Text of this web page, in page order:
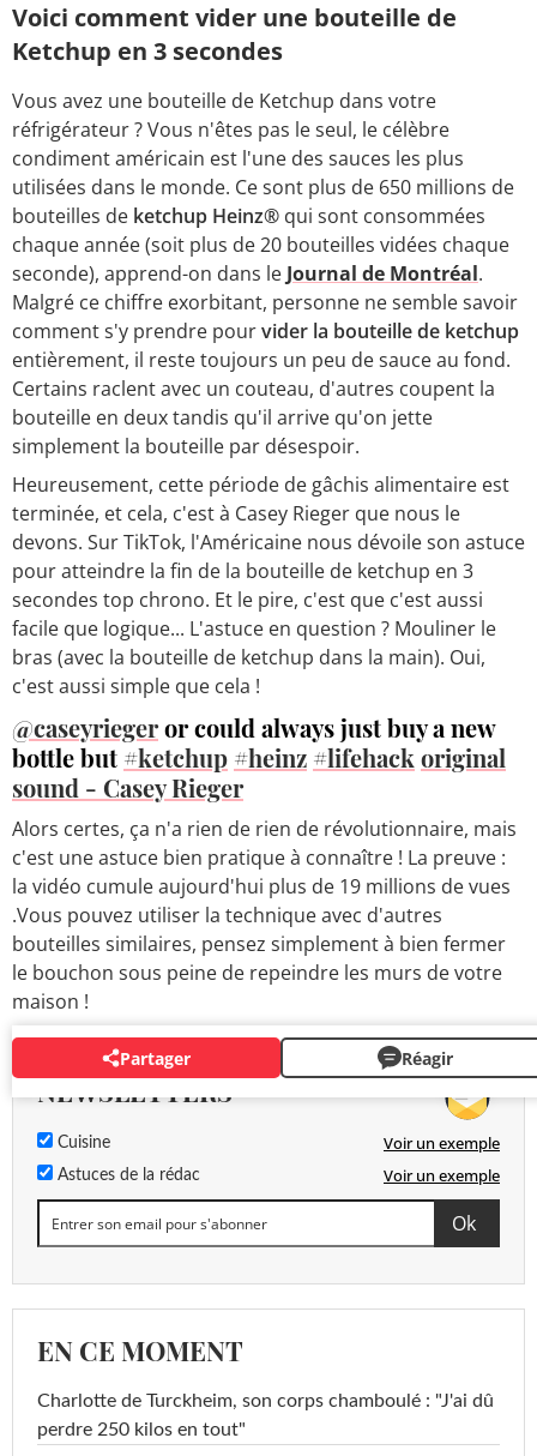
Voici comment vider une bouteille de
Ketchup en 3 secondes
Vous avez une bouteille de Ketchup dans votre
réfrigérateur ? Vous n'êtes pas le seul, le célèbre
condiment américain est l'une des sauces les plus
utilisées dans le monde. Ce sont plus de 650 millions de
bouteilles de ketchup Heinz® qui sont consommées
chaque année (soit plus de 20 bouteilles vidées chaque
seconde), apprend-on dans le Journal de Montréal.
Malgré ce chiffre exorbitant, personne ne semble savoir
comment s'y prendre pourvider la bouteille de ketchup
entièrement, il reste toujours un peu de sauce au fond.
Certains raclent avec un couteau, d'autres coupent la
bouteille en deux tandis qu'il arrive qu'on jette
simplement la bouteille par désespoir.
Heureusement, cette période de gâchis alimentaire est
terminée, et cela, c'est à Casey Rieger que nous le
devons. Sur TikTok, l'Américaine nous dévoile son astuce
pour atteindre la fin de la bouteille de ketchup en 3
secondes top chrono. Et le pire, c'est que c'est aussi
facile que logique... L'astuce en question ? Mouliner le
bras (avec la bouteille de ketchup dans la main). Oui,
c'est aussi simple que cela !
@caseyriegeror could always just buy a new
bottle but #ketchup #heinz #lifehack original
sound - Casey Rieger
Alors certes, ça n'a rien de rien de révolutionnaire, mais
c'est une astuce bien pratique à connaître ! La preuve :
la vidéo cumule aujourd'hui plus de 19 millions de vues
.Vous pouvez utiliser la technique avec d'autres
bouteilles similaires, pensez simplement à bien fermer
le bouchon sous peine de repeindre les murs de votre
maison !
Partager Réagir
NEWSLETTERS
Cuisine Voir un exemple
Astuces de la rédac Voir un exemple
EN CE MOMENT
Charlotte de Turckheim, son corps chamboulé : "J'ai dû
perdre 250 kilos en tout"